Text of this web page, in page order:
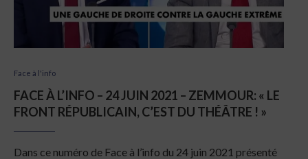
Face à l'info
FACE À L’INFO – 24 JUIN 2021 – ZEMMOUR: « LE
FRONT RÉPUBLICAIN, C’EST DU THÉÂTRE ! »
Dans ce numéro de Face à l’info du 24 juin 2021 présenté